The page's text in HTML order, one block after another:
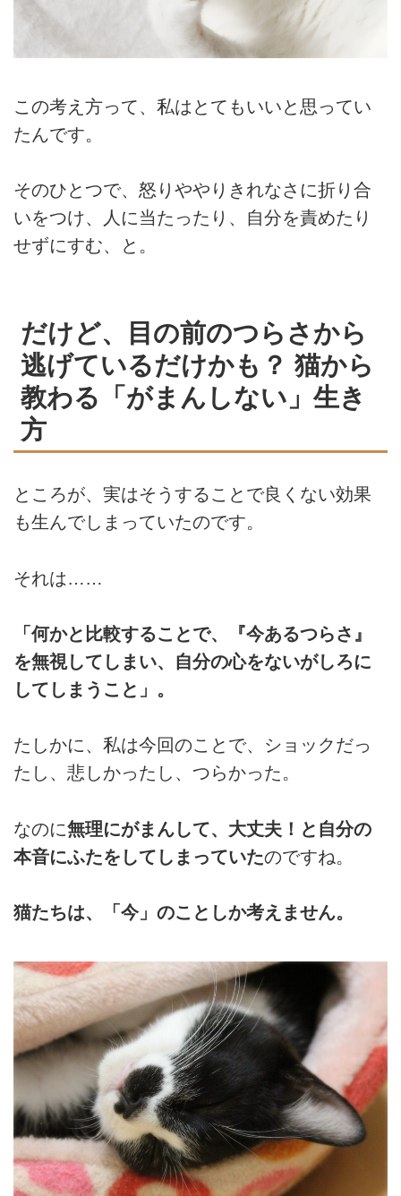
この考え方って、私はとてもいいと思ってい
たんです。
そのひとつで、怒りややりきれなさに折り合
いをつけ、人に当たったり、自分を責めたり
せずにすむ、と。
だけど、目の前のつらさから
逃げているだけかも？ 猫から
教わる「がまんしない」生き
方
ところが、実はそうすることで良くない効果
も生んでしまっていたのです。
それは……
「何かと比較することで、『今あるつらさ』
を無視してしまい、自分の心をないがしろに
してしまうこと」。
たしかに、私は今回のことで、ショックだっ
たし、悲しかったし、つらかった。
なのに無理にがまんして、大丈夫！と自分の
本音にふたをしてしまっていたのですね。
猫たちは、「今」のことしか考えません。